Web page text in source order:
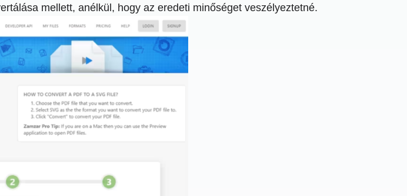
mellett, anélkül, hogy az eredeti minőséget veszélyeztetné.